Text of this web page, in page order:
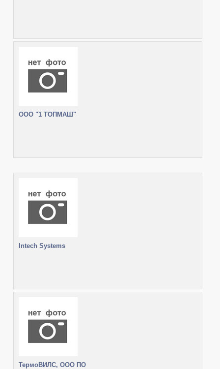
ООО "1 ТОПМАШ"
Intech Systems
ТермоВИЛС, ООО ПО